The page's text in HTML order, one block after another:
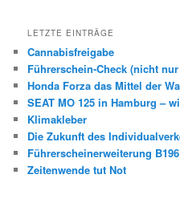
LETZTE EINTRÄGE
Cannabisfreigabe
Führerschein-Check (nicht
Honda Forza das Mittel der
SEAT MO 125 in Hamburg –
Klimakleber
Die Zukunft des
Führerscheinerweiterung
Zeitenwende tut Not